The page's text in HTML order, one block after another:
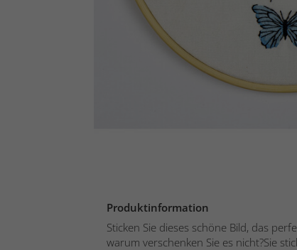
Produktinformation
Sticken Sie dieses schöne Bild, das
warum verschenken Sie es nicht?Sie